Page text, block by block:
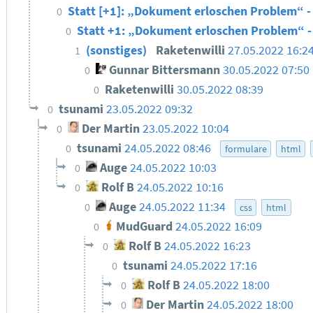
0 Statt [+1]: „Dokument erloschen Problem“
0 Statt +1: „Dokument erloschen Problem“
1 (sonstiges) Raketenwilli27.05.2022
0 Gunnar Bittersmann30.05.2022 07:50
0 Raketenwilli 30.05.2022 08:39
0 tsunami 23.05.2022 09:32
0 Der Martin23.05.2022 10:04
0 tsunami24.05.2022 08:46 formulare html
0 Auge24.05.2022 10:03
0 Rolf B24.05.2022 10:16
0 Auge24.05.2022 11:34 css html
0 MudGuard 24.05.2022 16:09
0 Rolf B 24.05.2022 16:23
0 tsunami24.05.2022 17:16
0 Rolf B24.05.2022 18:00
0 Der Martin24.05.2022 18:00